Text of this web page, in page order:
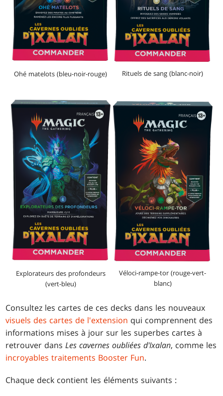
Ohé matelots (bleu-noir-rouge) Rituels de sang (blanc-noir)
Explorateurs des profondeurs
(vert-bleu)
Véloci-rampe-tor (rouge-vert-
blanc)
Consultez les cartes de ces decks dans les nouveaux
visuels des cartes de l'extension qui comprennent des
informations mises à jour sur les superbes cartes à
retrouver dansLes cavernes oubliées d'Ixalan, comme les
incroyables traitements Booster Fun.
Chaque deck contient les éléments suivants :